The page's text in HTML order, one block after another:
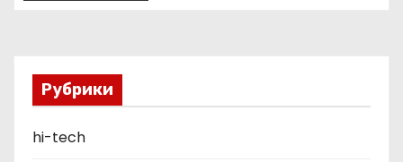
и
с
Рубрики
hi-tech